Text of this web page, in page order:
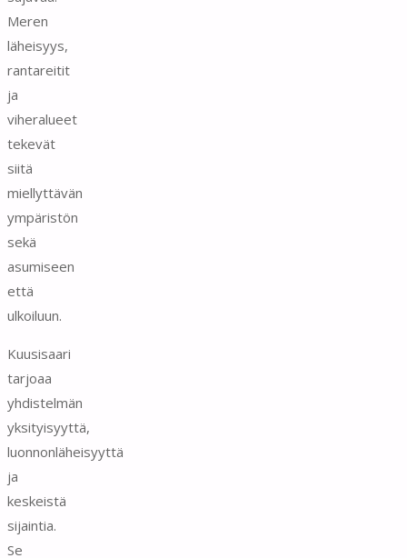
Meren
läheisyys,
rantareitit
ja
viheralueet
tekevät
siitä
miellyttävän
ympäristön
sekä
asumiseen
että
ulkoiluun.
Kuusisaari
tarjoaa
yhdistelmän
yksityisyyttä,
luonnonläheisyyttä
ja
keskeistä
sijaintia.
Se